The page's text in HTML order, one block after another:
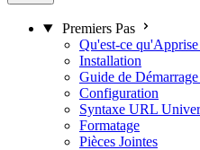
Premiers Pas
Qu'est-ce qu'Apprise
Installation
Guide de
Configuration
Syntaxe URL
Formatage
Pièces Jointes